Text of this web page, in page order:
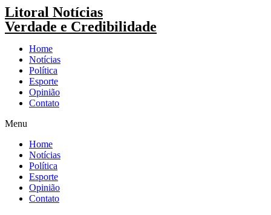
Pular
para
o
Litoral Notícias
Verdade e Credibilidade
Home
Notícias
Política
Esporte
Opinião
Contato
Menu
Home
Notícias
Política
Esporte
Opinião
Contato